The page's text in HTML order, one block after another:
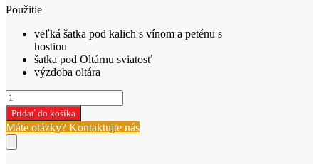
Použitie
veľká šatka pod kalich s vínom a peténu s
hostiou
šatka pod Oltárnu sviatosť
výzdoba oltára
množstvo
Korporál
-
veľké
prestieranie
Pridať do košíka
Máte otázky? Kontaktujte nás